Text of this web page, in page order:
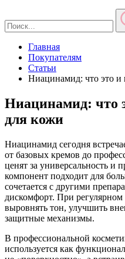
Главная
Покупателям
Статьи
Ниацинамид: что это и
Ниацинамид: что
для кожи
Ниацинамид сегодня
от базовых кремов до
ценят за универсальность и
компонент подходит для
сочетается с другими
дискомфорт. При
выровнять тон, улучшить
защитные механизмы.
В профессиональной
используется как